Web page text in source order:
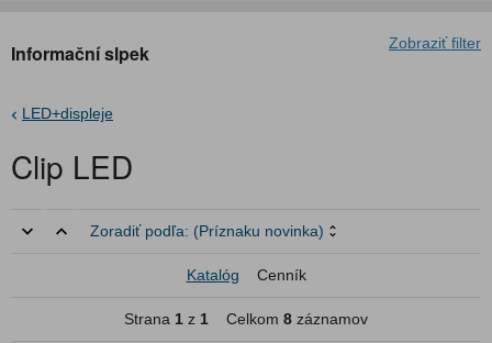
Zobraziť filter
Informační slpek
LED+displeje
Clip LED
Zoradiť podľa: (Príznaku novinka)
Katalóg Cenník
Strana 1 z 1 Celkom 8 záznamov